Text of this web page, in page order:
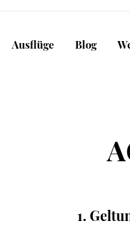
Ausflüge Blog
1.